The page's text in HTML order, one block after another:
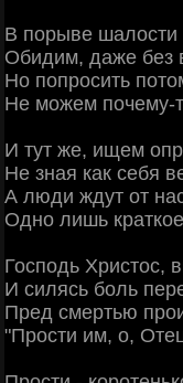
В порыве шалости
Обидим, даже без
Но попросить
Не можем почему-
И тут же, ищем
Не зная как себя
А люди ждут от
Одно лишь
Господь Христос,
И силясь боль
Пред смертью
"Прости им, о,